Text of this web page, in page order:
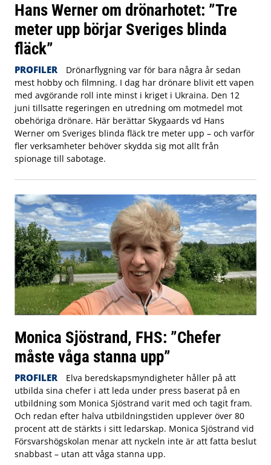
Hans Werner om drönarhotet: ”Tre
meter upp börjar Sveriges blinda
fläck”
PROFILER
Drönarflygning var för bara några år sedan
mest hobby och filmning. I dag har drönare blivit ett vapen
med avgörande roll inte minst i kriget i Ukraina. Den 12
juni tillsatte regeringen en utredning om motmedel mot
obehöriga drönare. Här berättar Skygaards vd Hans
Werner om Sveriges blinda fläck tre meter upp – och varför
fler verksamheter behöver skydda sig mot allt från
spionage till sabotage.
Monica Sjöstrand, FHS: ”Chefer
måste våga stanna upp”
PROFILER
Elva beredskapsmyndigheter håller på att
utbilda sina chefer i att leda under press baserat på en
utbildning som Monica Sjöstrand varit med och tagit fram.
Och redan efter halva utbildningstiden upplever över 80
procent att de stärkts i sitt ledarskap. Monica Sjöstrand vid
Försvarshögskolan menar att nyckeln inte är att fatta beslut
snabbast – utan att våga stanna upp.